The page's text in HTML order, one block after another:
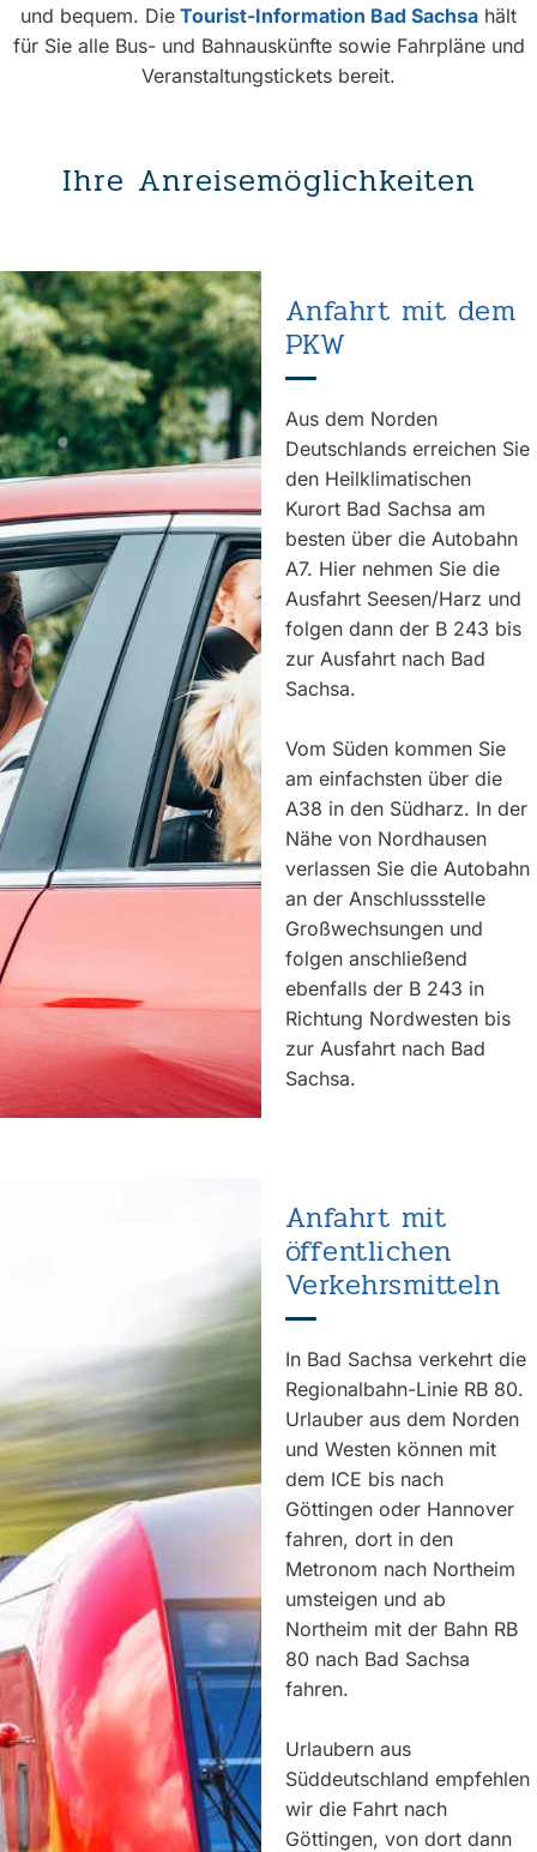
und bequem. Die Tourist-Information Bad Sachsa hält
für Sie alle Bus- und Bahnauskünfte sowie Fahrpläne und
Veranstaltungstickets bereit.
Ihre Anreisemöglichkeiten
Anfahrt mit dem
PKW
Aus dem Norden
Deutschlands erreichen Sie
den Heilklimatischen
Kurort Bad Sachsa am
besten über die Autobahn
A7. Hier nehmen Sie die
Ausfahrt Seesen/Harz und
folgen dann der B 243 bis
zur Ausfahrt nach Bad
Sachsa.
Vom Süden kommen Sie
am einfachsten über die
A38 in den Südharz. In der
Nähe von Nordhausen
verlassen Sie die Autobahn
an der Anschlussstelle
Großwechsungen und
folgen anschließend
ebenfalls der B 243 in
Richtung Nordwesten bis
zur Ausfahrt nach Bad
Sachsa.
Anfahrt mit
öffentlichen
Verkehrsmitteln
In Bad Sachsa verkehrt die
Regionalbahn-Linie RB 80.
Urlauber aus dem Norden
und Westen können mit
dem ICE bis nach
Göttingen oder Hannover
fahren, dort in den
Metronom nach Northeim
umsteigen und ab
Northeim mit der Bahn RB
80 nach Bad Sachsa
fahren.
Urlaubern aus
Süddeutschland empfehlen
wir die Fahrt nach
Göttingen, von dort dann